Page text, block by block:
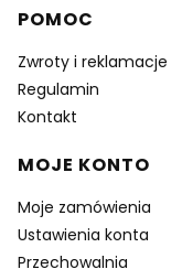
Linki w stopce
POMOC
Zwroty i reklamacje
Regulamin
Kontakt
MOJE KONTO
Moje zamówienia
Ustawienia konta
Przechowalnia